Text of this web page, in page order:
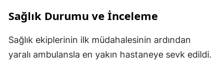
Sağlık Durumu ve İnceleme
Sağlık ekiplerinin ilk müdahalesinin ardından
yaralı ambulansla en yakın hastaneye sevk edildi.